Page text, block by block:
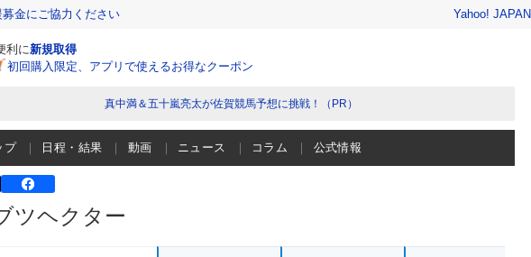
募金にご協力ください Yahoo! JAPAN
利に新規取得
初回購入限定、アプリで使えるお得なクーポン
真中満＆五十嵐亮太が佐賀競馬予想に挑戦！（PR）
プ 日程・結果 動画 ニュース コラム 公式情報
ツヘクター